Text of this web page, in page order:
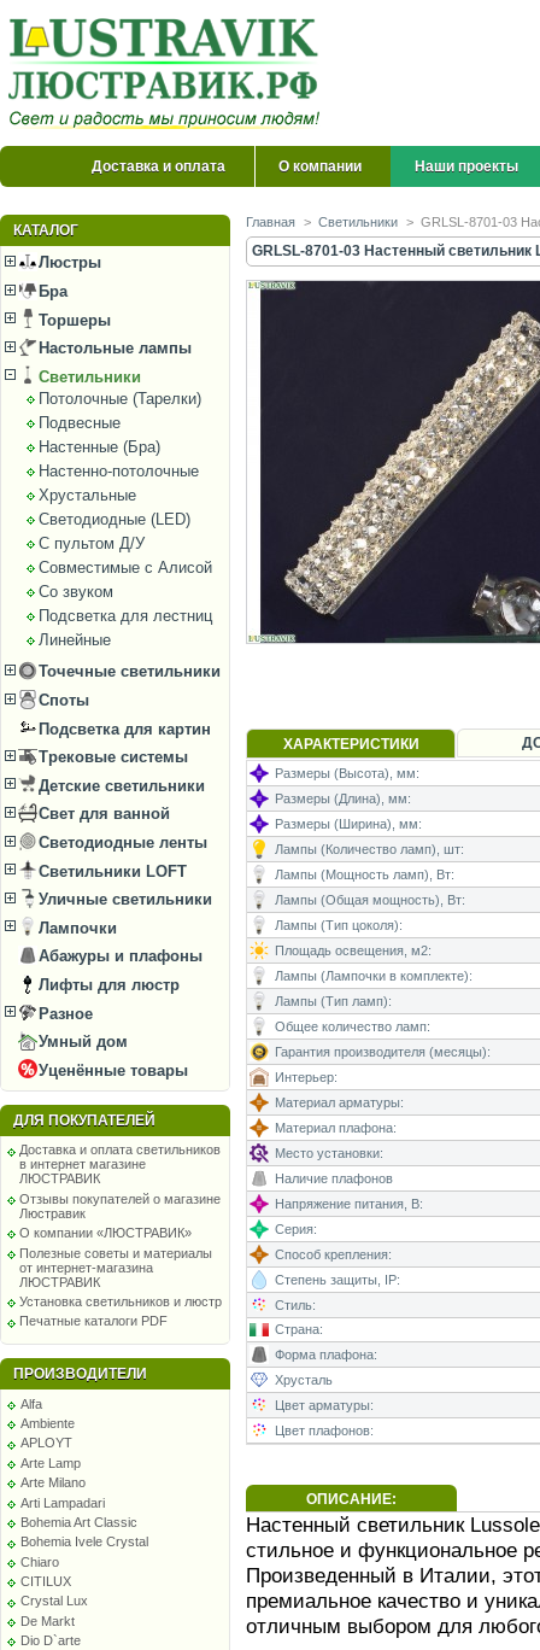
Доставка и оплата О компании Наши проекты
КАТАЛОГ
Люстры
Бра
Торшеры
Настольные лампы
Светильники
Потолочные (Тарелки)
Подвесные
Настенные (Бра)
Настенно-потолочные
Хрустальные
Светодиодные (LED)
С пультом Д/У
Совместимые с Алисой
Со звуком
Подсветка для лестниц
Линейные
Точечные светильники
Споты
Подсветка для картин
Трековые системы
Детские светильники
Свет для ванной
Светодиодные ленты
Светильники LOFT
Уличные светильники
Лампочки
Абажуры и плафоны
Лифты для люстр
Разное
Умный дом
Уценённые товары
ДЛЯ ПОКУПАТЕЛЕЙ
Доставка и оплата светильников
в интернет магазине
ЛЮСТРАВИК
Отзывы покупателей о магазине
Люстравик
О компании «ЛЮСТРАВИК»
Полезные советы и материалы
от интернет-магазина
ЛЮСТРАВИК
Установка светильников и люстр
Печатные каталоги PDF
ПРОИЗВОДИТЕЛИ
Alfa
Ambiente
APLOYT
Arte Lamp
Arte Milano
Arti Lampadari
Bohemia Art Classic
Bohemia Ivele Crystal
Chiaro
CITILUX
Crystal Lux
De Markt
Dio D`arte
Главная > Светильники > GRLSL-8701-03
GRLSL-8701-03 Настенный светильник
ХАРАКТЕРИСТИКИ
Размеры (Высота), мм:
Размеры (Длина), мм:
Размеры (Ширина), мм:
Лампы (Количество ламп), шт:
Лампы (Мощность ламп), Вт:
Лампы (Общая мощность), Вт:
Лампы (Тип цоколя):
Площадь освещения, м2:
Лампы (Лампочки в комплекте):
Лампы (Тип ламп):
Общее количество ламп:
Гарантия производителя (месяцы):
Интерьер:
Материал арматуры:
Материал плафона:
Место установки:
Наличие плафонов
Напряжение питания, В:
Серия:
Способ крепления:
Степень защиты, IP:
Стиль:
Страна:
Форма плафона:
Хрусталь
Цвет арматуры:
Цвет плафонов:
ОПИСАНИЕ:
Настенный светильник
стильное и функциональное
Произведенный в Италии,
премиальное качество и
отличным выбором для